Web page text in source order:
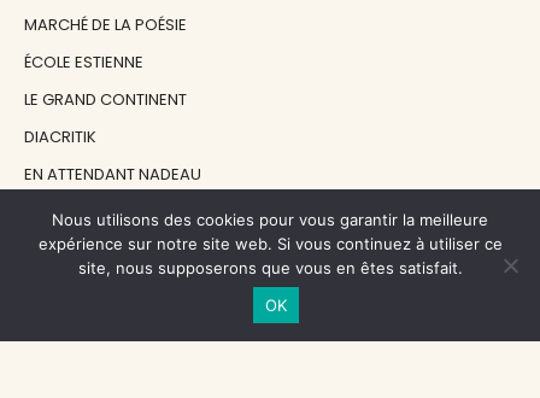
MARCHÉ DE LA POÉSIE
ÉCOLE ESTIENNE
LE GRAND CONTINENT
DIACRITIK
EN ATTENDANT NADEAU
NOS SOUTIENS
Nous utilisons des cookies pour vous garantir la meilleure
expérience sur notre site web. Si vous continuez à utiliser ce
site, nous supposerons que vous en êtes satisfait.
OK